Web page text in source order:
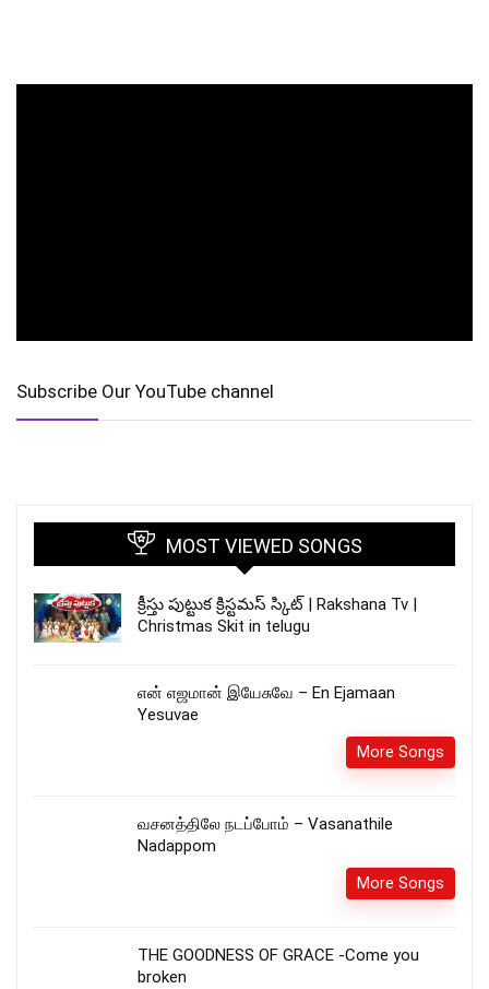
Subscribe Our YouTube channel
MOST VIEWED SONGS
క్రీస్తు పుట్టుక క్రిస్టమస్ స్కిట్ | Rakshana Tv |
Christmas Skit in telugu
என் எஜமான் இயேசுவே – En Ejamaan
Yesuvae
More Songs
வசனத்திலே நடப்போம் – Vasanathile
Nadappom
More Songs
THE GOODNESS OF GRACE -Come you
broken